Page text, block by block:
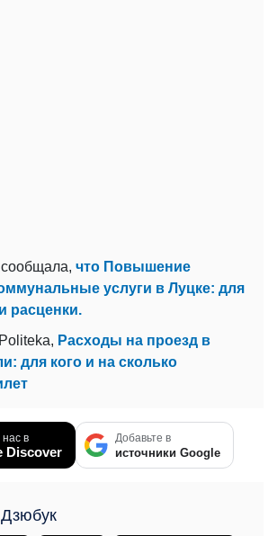
что Повышение
услуги в Луцке: для
расценки.
Расходы на проезд в
для кого и на сколько
в
Discover
Добавьте в
источники Google
Дзюбук